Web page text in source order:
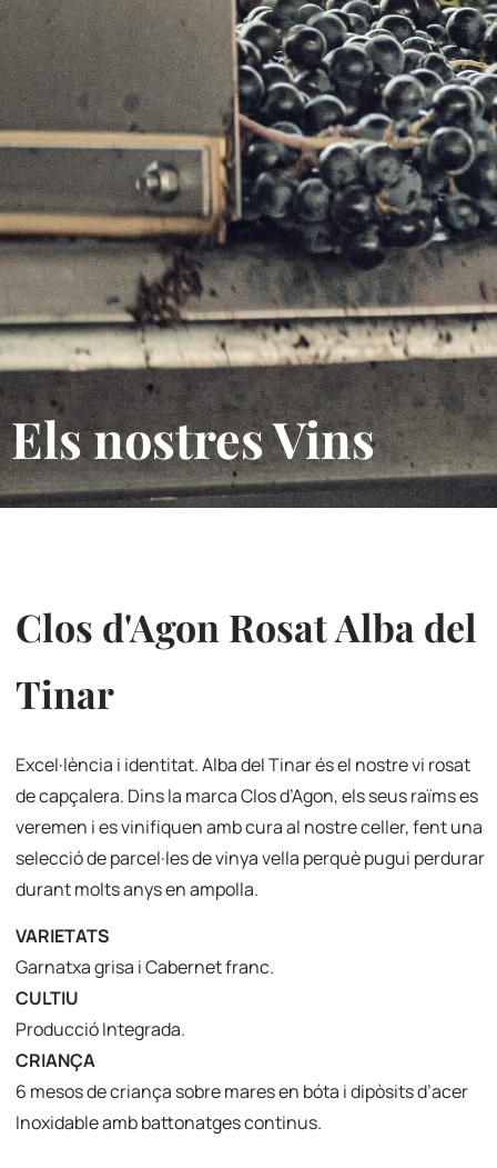
Els nostres Vins
Clos d'Agon Rosat Alba del
Tinar
Excel·lència i identitat. Alba del Tinar és el nostre vi rosat
de capçalera. Dins la marca Clos d’Agon, els seus raïms es
veremen i es vinifiquen amb cura al nostre celler, fent una
selecció de parcel·les de vinya vella perquè pugui perdurar
durant molts anys en ampolla.
VARIETATS
Garnatxa grisa i Cabernet franc.
CULTIU
Producció Integrada.
CRIANÇA
6 mesos de criança sobre mares en bóta i dipòsits d’acer
Inoxidable amb battonatges continus.